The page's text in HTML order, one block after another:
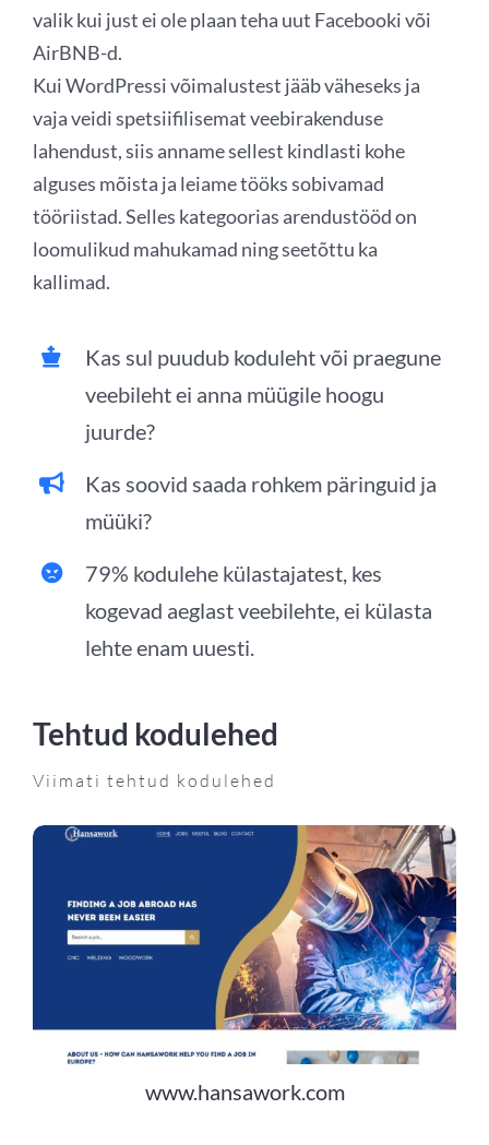
valik kui just ei ole plaan teha uut Facebooki või
AirBNB-d.
Kui WordPressi võimalustest jääb väheseks ja
vaja veidi spetsiifilisemat veebirakenduse
lahendust, siis anname sellest kindlasti kohe
alguses mõista ja leiame tööks sobivamad
tööriistad. Selles kategoorias arendustööd on
loomulikud mahukamad ning seetõttu ka
kallimad.
Kas sul puudub koduleht või praegune
veebileht ei anna müügile hoogu
juurde?
Kas soovid saada rohkem päringuid ja
müüki?
79% kodulehe külastajatest, kes
kogevad aeglast veebilehte, ei külasta
lehte enam uuesti.
Tehtud kodulehed
Viimati tehtud kodulehed
www.hansawork.com